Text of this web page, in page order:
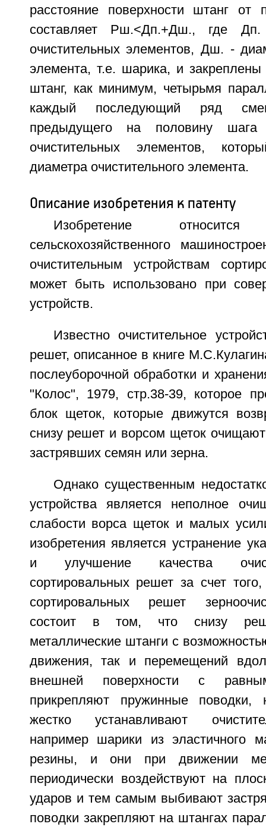
расстояние поверхности штанг от
составляет Рш.<Дп.+Дш., где
очистительных элементов, Дш. -
элемента, т.е. шарика, и закреплены
штанг, как минимум, четырьмя
каждый последующий ряд
предыдущего на половину шага
очистительных элементов,
диаметра очистительного элемента.
Описание изобретения к патенту
Изобретение
сельскохозяйственного
очистительным устройствам
может быть использовано при
устройств.
Известно очистительное
решет, описанное в книге
послеуборочной обработки и
"Колос", 1979, стр.38-39, которое
блок щеток, которые движутся
снизу решет и ворсом щеток
застрявших семян или зерна.
Однако существенным
устройства является неполное
слабости ворса щеток и малых
изобретения является устранение
и улучшение качества
сортировальных решет за счет
сортировальных решет
состоит в том, что снизу
металлические штанги с
движения, так и перемещений
внешней поверхности с
прикрепляют пружинные поводки,
жестко устанавливают
например шарики из эластичного
резины, и они при движении
периодически воздействуют на
ударов и тем самым выбивают
поводки закрепляют на штангах